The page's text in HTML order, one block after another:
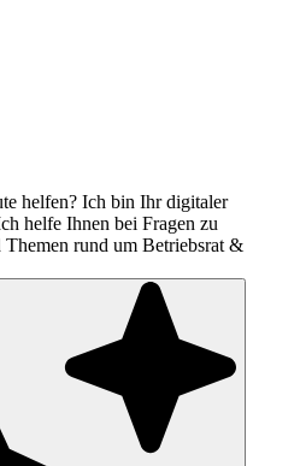
helfen? Ich bin Ihr digitaler
helfe Ihnen bei Fragen zu
rund um Betriebsrat &